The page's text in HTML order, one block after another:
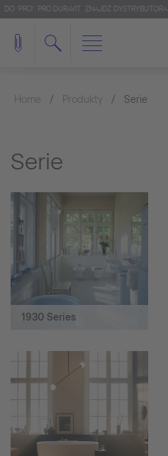
DO 'PRO': PRO.DURAVIT ZNAJDŹ DYSTRYBUTORA
Home Produkty Serie
Serie
1930 Series